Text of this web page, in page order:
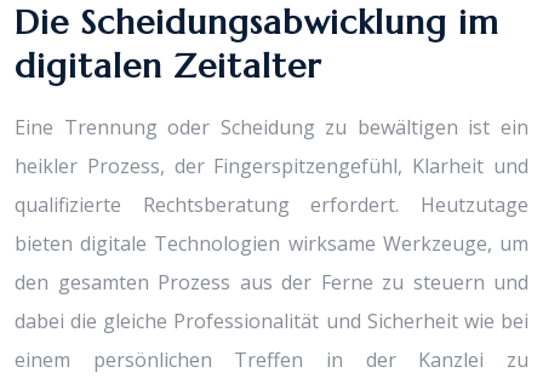
Die Scheidungsabwicklung im
digitalen Zeitalter
Eine Trennung oder Scheidung zu bewältigen ist ein
heikler Prozess, der Fingerspitzengefühl, Klarheit und
qualifizierte Rechtsberatung erfordert. Heutzutage
bieten digitale Technologien wirksame Werkzeuge, um
den gesamten Prozess aus der Ferne zu steuern und
dabei die gleiche Professionalität und Sicherheit wie bei
einem persönlichen Treffen in der Kanzlei zu